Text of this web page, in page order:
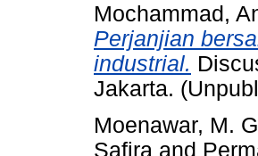
Mochammad,
Perjanjian
industrial.
Jakarta.
Moenawar, M.
Safira and